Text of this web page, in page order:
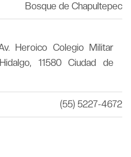
Bosque de Chapultepec
Heroico Colegio Militar
11580 Ciudad de
(55) 5227-4672